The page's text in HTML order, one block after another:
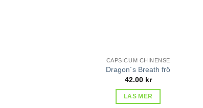
CAPSICUM CHINENSE
Dragon´s Breath frö
42.00 kr
LÄS MER